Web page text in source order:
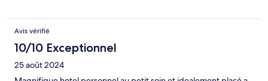
Avis vérifié
10/10 Exceptionnel
25 août 2024